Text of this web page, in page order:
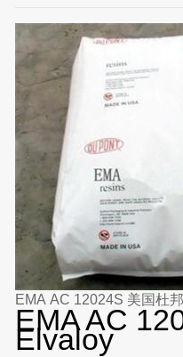
EMA AC 12024S 美国杜
EMA AC
Elvaloy